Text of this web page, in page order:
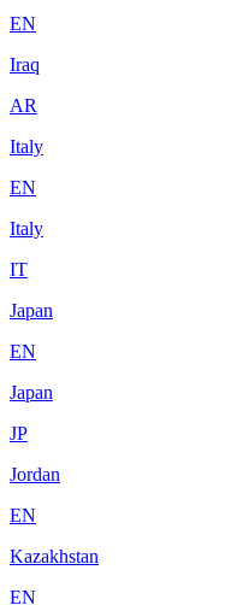
EN
Iraq
AR
Italy
EN
Italy
IT
Japan
EN
Japan
JP
Jordan
EN
Kazakhstan
EN